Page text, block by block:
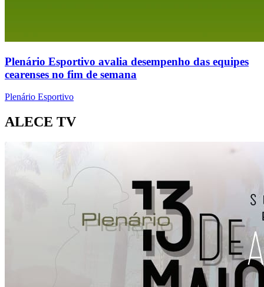
Plenário Esportivo avalia desempenho das equipes
cearenses no fim de semana
Plenário Esportivo
ALECE TV